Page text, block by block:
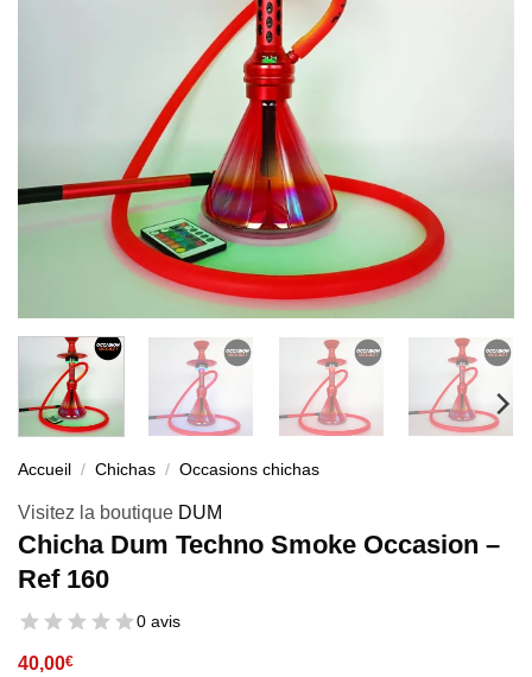
Accueil / Chichas / Occasions chichas
Visitez la boutique DUM
Chicha Dum Techno Smoke Occasion –
Ref 160
0 avis
40,00€